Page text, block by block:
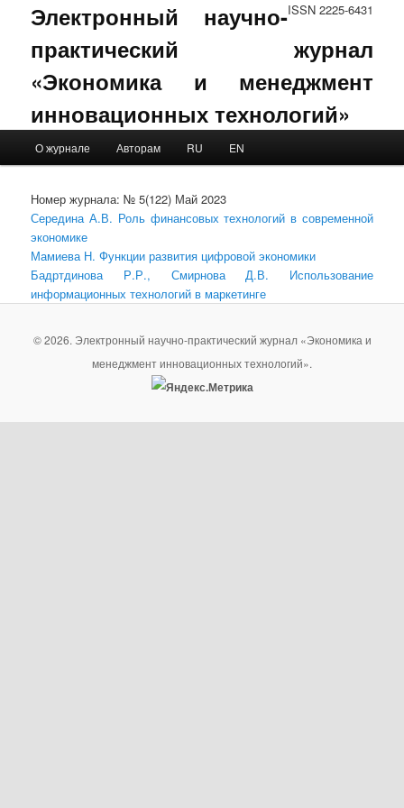
ISSN 2225-6431
Электронный научно-
практический журнал
«Экономика и менеджмент
инновационных технологий»
Skip to primary content
Skip to secondary content
О журнале Авторам RU EN
Номер журнала: № 5(122) Май 2023
Середина А.В. Роль финансовых технологий в современной
экономике
Мамиева Н. Функции развития цифровой экономики
Бадртдинова Р.Р., Смирнова Д.В. Использование
информационных технологий в маркетинге
© 2026. Электронный научно-практический журнал «Экономика и
менеджмент инновационных технологий».